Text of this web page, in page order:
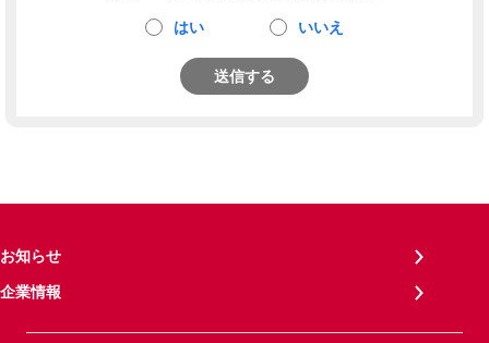
はい いいえ
送信する
お知らせ
企業情報